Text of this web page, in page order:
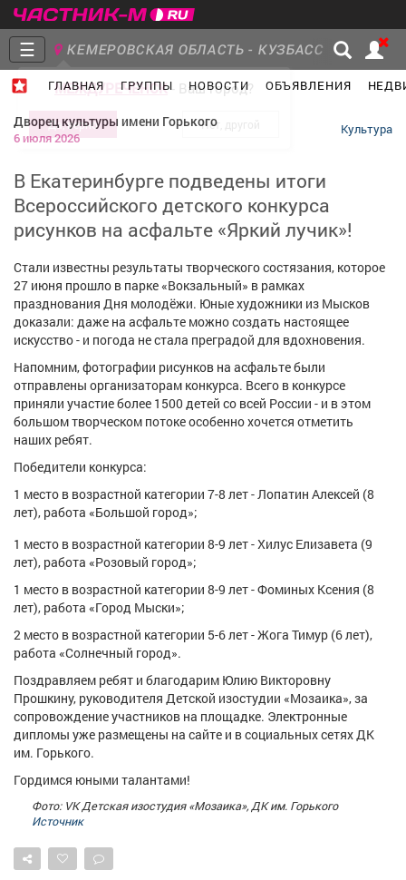
☰ КЕМЕРОВСКАЯ ОБЛАСТЬ - КУЗБАСС
МЕЖДУРЕЧЕНСК- Ваш город?
ГЛАВНАЯ ГРУППЫ НОВОСТИ ОБЪЯВЛЕНИЯ
Объявления Недвижимость Услуги
Работа Транспорт
Афиша Обучение Проекты
Товары Поздравления
ТВ программа
Дворец культуры имени Горького
6 июля 2026
Культура
В Екатеринбурге подведены итоги
Всероссийского детского конкурса
рисунков на асфальте «Яркий лучик»!
Стали известны результаты творческого состязания, которое
27 июня прошло в парке «Вокзальный» в рамках
празднования Дня молодёжи. Юные художники из Мысков
доказали: даже на асфальте можно создать настоящее
искусство - и погода не стала преградой для вдохновения.
Напомним, фотографии рисунков на асфальте были
отправлены организаторам конкурса. Всего в конкурсе
приняли участие более 1500 детей со всей России - и в этом
большом творческом потоке особенно хочется отметить
наших ребят.
Победители конкурса:
1 место в возрастной категории 7-8 лет - Лопатин Алексей (8
лет), работа «Большой город»;
1 место в возрастной категории 8-9 лет - Хилус Елизавета (9
лет), работа «Розовый город»;
1 место в возрастной категории 8-9 лет - Фоминых Ксения (8
лет), работа «Город Мыски»;
2 место в возрастной категории 5-6 лет - Жога Тимур (6 лет),
работа «Солнечный город».
Поздравляем ребят и благодарим Юлию Викторовну
Прошкину, руководителя Детской изостудии «Мозаика», за
сопровождение участников на площадке. Электронные
дипломы уже размещены на сайте и в социальных сетях ДК
им. Горького.
Гордимся юными талантами!
Фото: VK Детская изостудия «Мозаика», ДК им. Горького
Источник